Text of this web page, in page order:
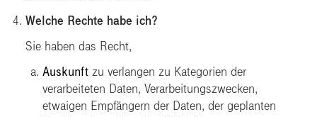
Welche Rechte habe ich?
Sie haben das Recht,
Auskunft zu verlangen zu Kategorien der
verarbeiteten Daten, Verarbeitungszwecken,
etwaigen Empfängern der Daten, der geplanten